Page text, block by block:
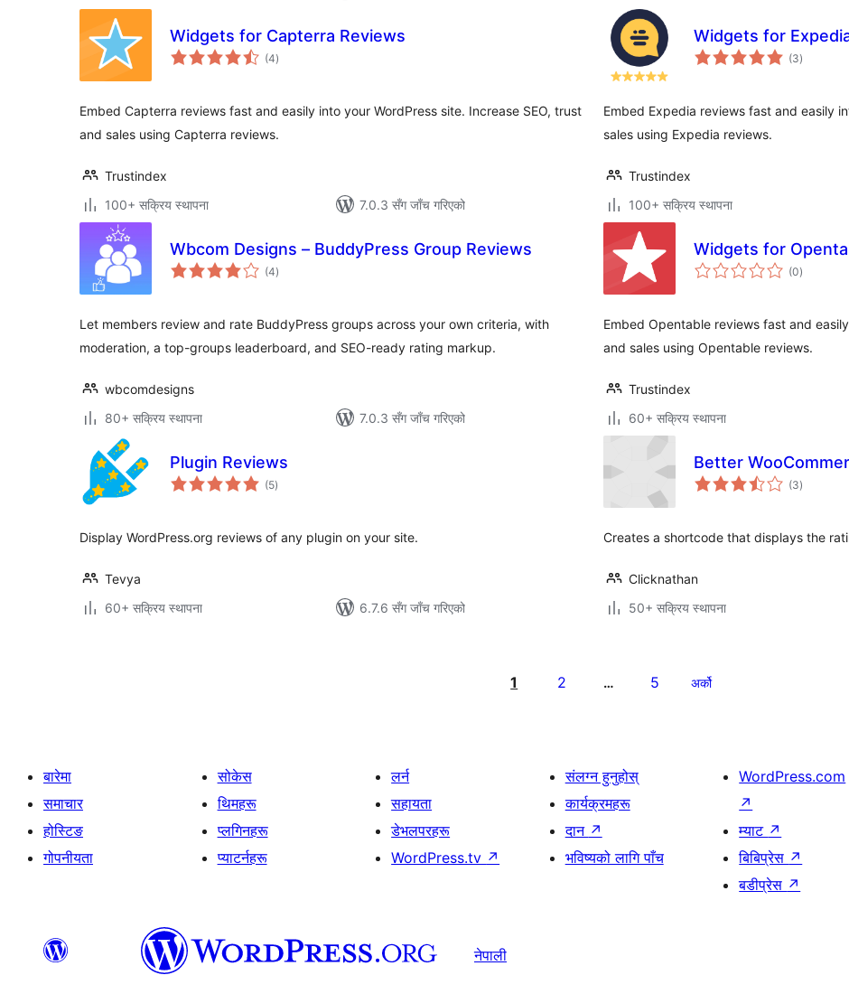
Widgets for Capterra Reviews
(4कुल
रेटिङ्गहरू
)
Embed Capterra reviews fast and easily into your WordPress site. Increase SEO, trust
and sales using Capterra reviews.
Trustindex
100+ सक्रिय स्थापना
7.0.3 सँग जाँच गरिएको
Widgets for
(3कुल
रेटिङ्गहरू
)
Embed Expedia reviews fast and easily
sales using Expedia reviews.
Trustindex
100+ सक्रिय स्थापना
Wbcom Designs – BuddyPress Group Reviews
(4कुल
रेटिङ्गहरू
)
Let members review and rate BuddyPress groups across your own criteria, with
moderation, a top-groups leaderboard, and SEO-ready rating markup.
wbcomdesigns
80+ सक्रिय स्थापना
7.0.3 सँग जाँच गरिएको
Widgets for
(0कुल
रेटिङ्गहरू
)
Embed Opentable reviews fast and
and sales using Opentable reviews.
Trustindex
60+ सक्रिय स्थापना
Plugin Reviews
(5कुल
रेटिङ्गहरू
)
Display WordPress.org reviews of any plugin on your site.
Tevya
60+ सक्रिय स्थापना
6.7.6 सँग जाँच गरिएको
Better
(3कुल
रेटिङ्गहरू
)
Creates a shortcode that displays the
Clicknathan
50+ सक्रिय स्थापना
1 2 … 5 अर्को
बारेमा
समाचार
होस्टिङ
गोपनीयता
सोकेस
थिमहरू
प्लगिनहरू
प्याटर्नहरू
लर्न
सहायता
डेभलपरहरू
WordPress.tv ↗
संलग्न हुनुहोस्
कार्यक्रमहरू
दान ↗
भविष्यको लागि पाँच
WordPress.com
↗
म्याट ↗
बिबिप्रेस ↗
बडीप्रेस ↗
नेपाली